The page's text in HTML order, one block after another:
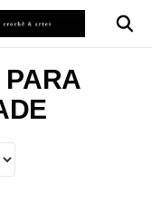
PARA